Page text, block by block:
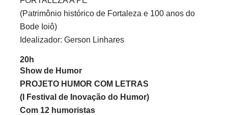
(Patrimônio histórico de Fortaleza e 100 anos do
Bode Ioiô)
Idealizador: Gerson Linhares
20h
Show de Humor
PROJETO HUMOR COM LETRAS
(I Festival de Inovação do Humor)
Com 12 humoristas